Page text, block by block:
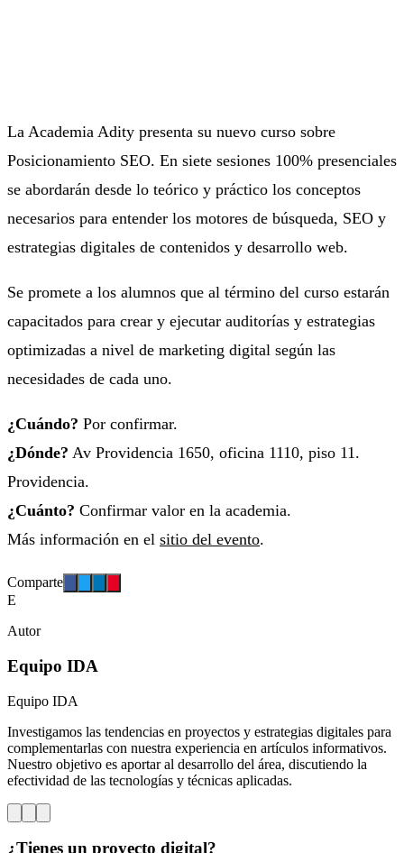
La Academia Adity presenta su nuevo curso sobre
Posicionamiento SEO. En siete sesiones 100% presenciales
se abordarán desde lo teórico y práctico los conceptos
necesarios para entender los motores de búsqueda, SEO y
estrategias digitales de contenidos y desarrollo web.
Se promete a los alumnos que al término del curso estarán
capacitados para crear y ejecutar auditorías y estrategias
optimizadas a nivel de marketing digital según las
necesidades de cada uno.
¿Cuándo? Por confirmar.
¿Dónde? Av Providencia 1650, oficina 1110, piso 11.
Providencia.
¿Cuánto? Confirmar valor en la academia.
Más información en el sitio del evento.
Comparte
E
Autor
Equipo IDA
Equipo IDA
Investigamos las tendencias en proyectos y estrategias digitales para
complementarlas con nuestra experiencia en artículos informativos.
Nuestro objetivo es aportar al desarrollo del área, discutiendo la
efectividad de las tecnologías y técnicas aplicadas.
¿Tienes un proyecto digital?